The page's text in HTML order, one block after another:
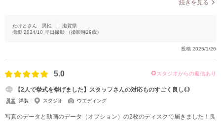
続きを見る
たけとさん 男性
滋賀県
撮影 2024/10 平日撮影 （撮影時29歳）
投稿 2025/1/26
5.0 スタジオからの返信あり
【2人で挙式を挙げました】スタッフさんの対応ものすごく良し◎
洋装 スタジオ ウエディング
写真のデータと動画のデータ（オプション）の2枚のディスクで届きました！良